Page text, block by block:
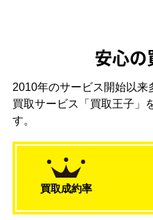
安心の
2010年のサービス開始以来
買取サービス「買取王子」
す。
買取成約率